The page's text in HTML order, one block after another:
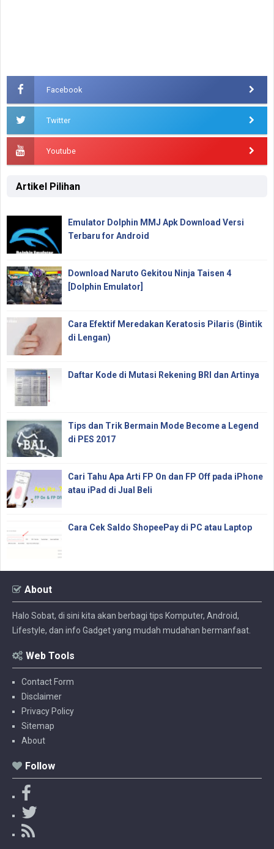
Facebook
Twitter
Youtube
Artikel Pilihan
Emulator Dolphin MMJ Apk Download Versi
Terbaru for Android
Download Naruto Gekitou Ninja Taisen 4
[Dolphin Emulator]
Cara Efektif Meredakan Keratosis Pilaris (Bintik
di Lengan)
Daftar Kode di Mutasi Rekening BRI dan Artinya
Tips dan Trik Bermain Mode Become a Legend
di PES 2017
Cari Tahu Apa Arti FP On dan FP Off pada iPhone
atau iPad di Jual Beli
Cara Cek Saldo ShopeePay di PC atau Laptop
About
Halo Sobat, di sini kita akan berbagi tips Komputer, Android,
Lifestyle, dan info Gadget yang mudah mudahan bermanfaat.
Web Tools
Contact Form
Disclaimer
Privacy Policy
Sitemap
About
Follow
a
c
e